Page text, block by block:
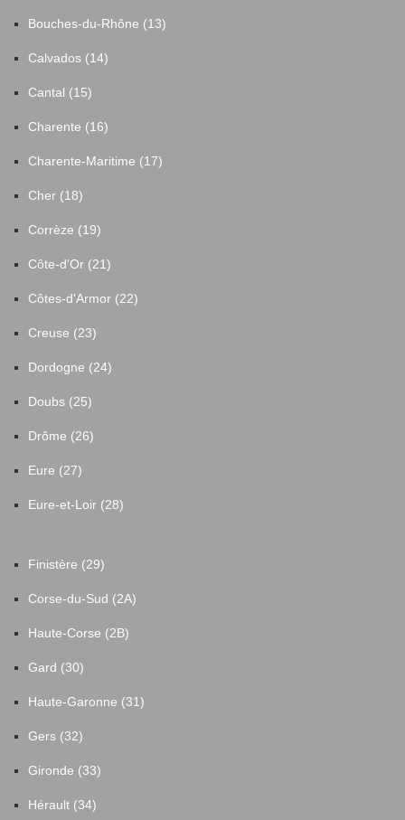
Bouches-du-Rhône (13)
Calvados (14)
Cantal (15)
Charente (16)
Charente-Maritime (17)
Cher (18)
Corrèze (19)
Côte-d'Or (21)
Côtes-d'Armor (22)
Creuse (23)
Dordogne (24)
Doubs (25)
Drôme (26)
Eure (27)
Eure-et-Loir (28)
Finistère (29)
Corse-du-Sud (2A)
Haute-Corse (2B)
Gard (30)
Haute-Garonne (31)
Gers (32)
Gironde (33)
Hérault (34)